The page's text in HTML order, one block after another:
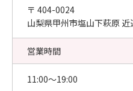
〒 404-0024
山梨県甲州市塩山下萩原 近
営業時間
11:00〜19:00